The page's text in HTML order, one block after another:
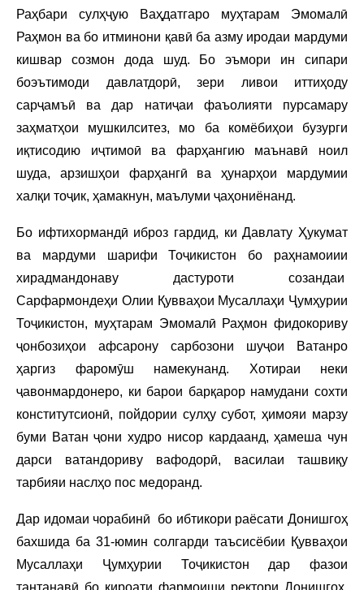
Раҳбари сулҳҷую Ваҳдатгаро муҳтарам Эмомалӣ
Раҳмон ва бо итминони қавӣ ба азму иродаи мардуми
кишвар созмон дода шуд. Бо эъмори ин сипари
боэътимоди давлатдорӣ, зери ливои иттиҳоду
сарҷамъӣ ва дар натиҷаи фаъолияти пурсамару
заҳматҳои мушкилситез, мо ба комёбиҳои бузурги
иқтисодию иҷтимоӣ ва фарҳангию маънавӣ ноил
шуда, арзишҳои фарҳангӣ ва ҳунарҳои мардумии
халқи тоҷик, ҳамакнун, маълуми ҷаҳониёнанд.
Бо ифтихормандӣ иброз гардид, ки Давлату Ҳукумат
ва мардуми шарифи Тоҷикистон бо раҳнамоиии
хирадмандонаву дастуроти созандаи
Сарфармондеҳи Олии Қувваҳои Мусаллаҳи Ҷумҳурии
Тоҷикистон, муҳтарам Эмомалӣ Раҳмон фидокориву
ҷонбозиҳои афсарону сарбозони шуҷои Ватанро
ҳаргиз фаромӯш намекунанд. Хотираи неки
ҷавонмардонеро, ки барои барқарор намудани сохти
конститутсионӣ, пойдории сулҳу субот, ҳимояи марзу
буми Ватан ҷони худро нисор кардаанд, ҳамеша чун
дарси ватандориву вафодорӣ, василаи ташвиқу
тарбияи наслҳо пос медоранд.
Дар идомаи чорабинӣ бо ибтикори раёсати Донишгоҳ
бахшида ба 31-юмин солгарди таъсисёбии Қувваҳои
Мусаллаҳи Ҷумҳурии Тоҷикистон дар фазои
тантанавӣ бо қироати фармоиши ректори Донишгоҳ